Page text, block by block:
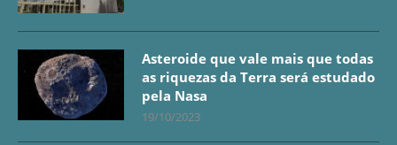
Asteroide que vale mais que todas
as riquezas da Terra será estudado
pela Nasa
19/10/2023